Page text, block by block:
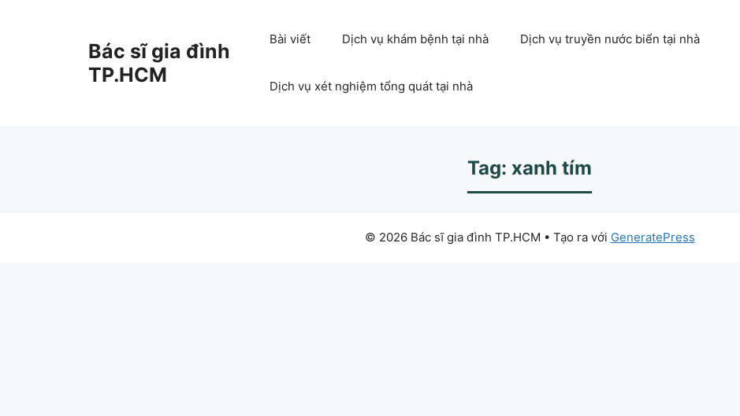
Bác sĩ gia đình
TP.HCM
Bài viết Dịch vụ khám bệnh tại nhà Dịch vụ truyền nước biển tại nhà
Dịch vụ xét nghiệm tổng quát tại nhà
Tag: xanh tím
© 2026 Bác sĩ gia đình TP.HCM • Tạo ra với GeneratePress